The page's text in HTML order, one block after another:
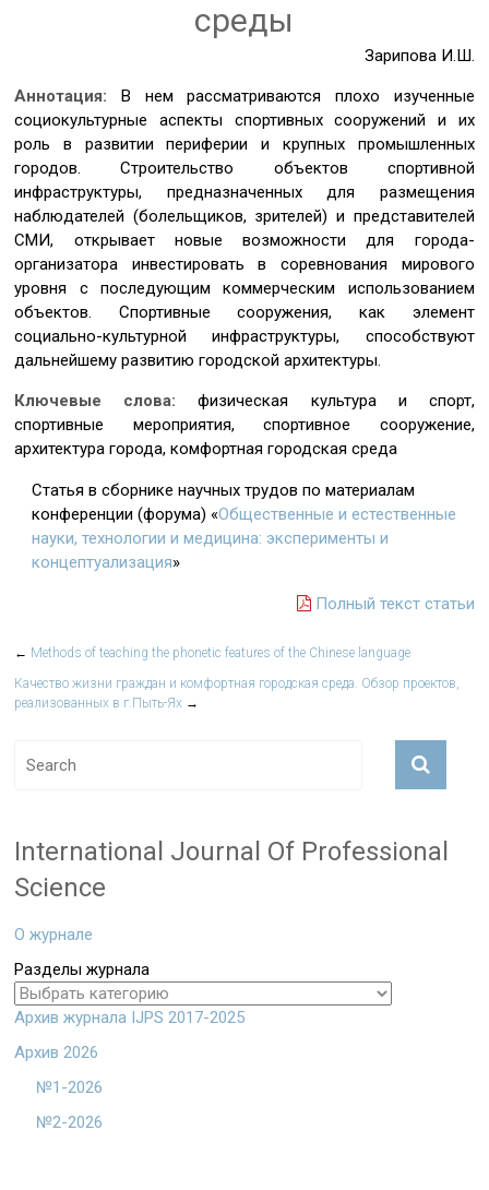
среды
Зарипова И.Ш.
Аннотация:В нем рассматриваются плохо изученные
социокультурные аспекты спортивных сооружений и их
роль в развитии периферии и крупных промышленных
городов. Строительство объектов спортивной
инфраструктуры, предназначенных для размещения
наблюдателей (болельщиков, зрителей) и представителей
СМИ, открывает новые возможности для города-
организатора инвестировать в соревнования мирового
уровня с последующим коммерческим использованием
объектов. Спортивные сооружения, как элемент
социально-культурной инфраструктуры, способствуют
дальнейшему развитию городской архитектуры.
Ключевые слова:физическая культура и спорт,
спортивные мероприятия, спортивное сооружение,
архитектура города, комфортная городская среда
Статья в сборнике научных трудов по материалам
конференции (форума) «Общественные и естественные
науки, технологии и медицина: эксперименты и
концептуализация»
Полный текст статьи
← Methods of teaching the phonetic features of the Chinese language
Качество жизни граждан и комфортная городская среда. Обзор проектов,
реализованных в г.Пыть-Ях →
International Journal Of Professional
Science
О журнале
Разделы журнала
Архив журнала IJPS 2017-2025
Архив 2026
№1-2026
№2-2026